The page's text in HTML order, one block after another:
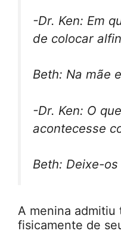
-Dr. Ken: Em
de colocar
Beth: Na mãe
-Dr. Ken: O
acontecesse
Beth: Deixe-
A menina admitiu
fisicamente de